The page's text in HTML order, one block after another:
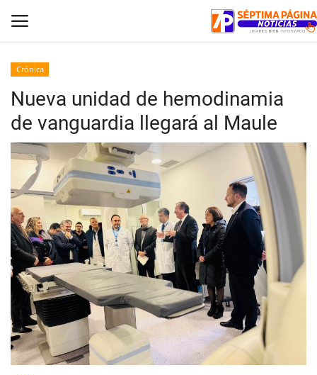
Inicio
Crónica
Policial
Tribunales
Deporte
Política
Espectáculos
Crónica
Nueva unidad de hemodinamia
de vanguardia llegará al Maule